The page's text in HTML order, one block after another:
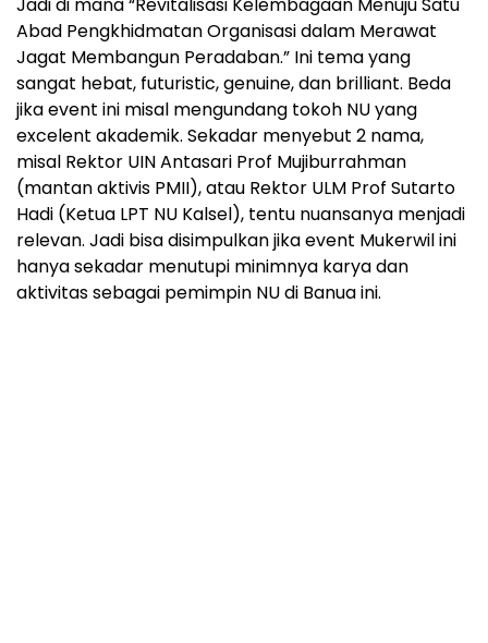
Abad Pengkhidmatan Organisasi dalam Merawat
Jagat Membangun Peradaban.” Ini tema yang
sangat hebat, futuristic, genuine, dan brilliant. Beda
jika event ini misal mengundang tokoh NU yang
excelent akademik. Sekadar menyebut 2 nama,
misal Rektor UIN Antasari Prof Mujiburrahman
(mantan aktivis PMII), atau Rektor ULM Prof Sutarto
Hadi (Ketua LPT NU Kalsel), tentu nuansanya menjadi
relevan. Jadi bisa disimpulkan jika event Mukerwil ini
hanya sekadar menutupi minimnya karya dan
aktivitas sebagai pemimpin NU di Banua ini.